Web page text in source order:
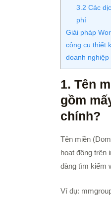
3.2 Các
phí
Giải pháp
công cụ thiết
doanh nghiệp
1. Tên
gồm
chính?
Tên miền
hoạt động trên
dàng tìm kiếm
Ví dụ: